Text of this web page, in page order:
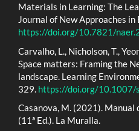
Materials in Learning: The
Journal of New Approaches
https://doi.org/10.7821/
Carvalho, L., Nicholson, T.,
Space matters: Framing the
landscape. Learning
329. https://doi.org/
Casanova, M. (2021). Manual
(11ª Ed.). La Muralla.